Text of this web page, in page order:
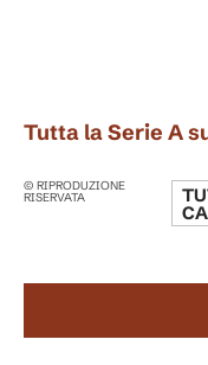
Tutta la Serie A
© RIPRODUZIONE
RISERVATA